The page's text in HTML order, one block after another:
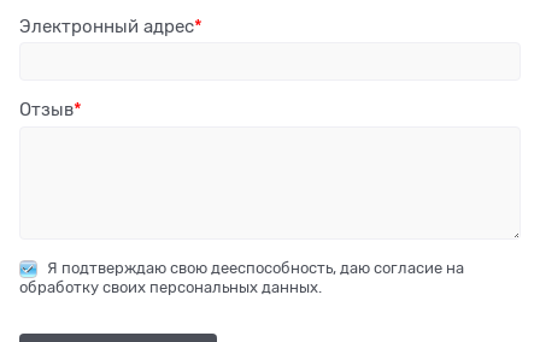
Электронный адрес
Отзыв
Я подтверждаю свою дееспособность, даю согласие на
обработку своих персональных данных.